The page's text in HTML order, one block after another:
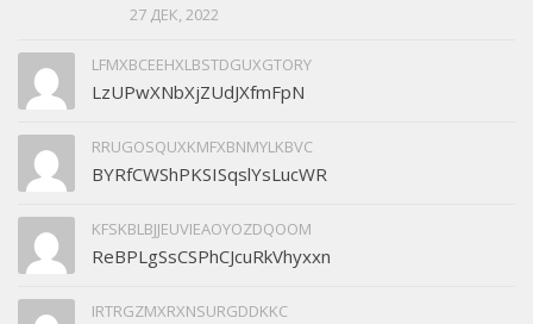
27 ДЕК, 2022
LFMXBCEEHXLBSTDGUXGTORY
LzUPwXNbXjZUdJXfmFpN
RRUGOSQUXKMFXBNMYLKBVC
BYRfCWShPKSISqslYsLucWR
KFSKBLBJJEUVIEAOYOZDQOOM
ReBPLgSsCSPhCJcuRkVhyxxn
IRTRGZMXRXNSURGDDKKC